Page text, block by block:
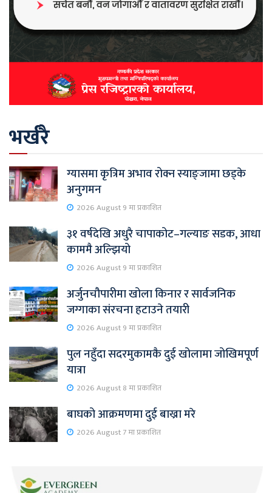
भर्खरै
ग्यासमा कृत्रिम अभाव रोक्न स्याङ्जामा छड्के
अनुगमन
2026 August 9 मा प्रकाशित
३१ वर्षदेखि अधुरै चापाकोट–गल्याङ सडक, आधा
काममै अल्झियो
2026 August 9 मा प्रकाशित
अर्जुनचौपारीमा खोला किनार र सार्वजनिक
जग्गाका संरचना हटाउने तयारी
2026 August 9 मा प्रकाशित
पुल नहुँदा सदरमुकामकै दुई खोलामा जोखिमपूर्ण
यात्रा
2026 August 8 मा प्रकाशित
बाघको आक्रमणमा दुई बाख्रा मरे
2026 August 7 मा प्रकाशित